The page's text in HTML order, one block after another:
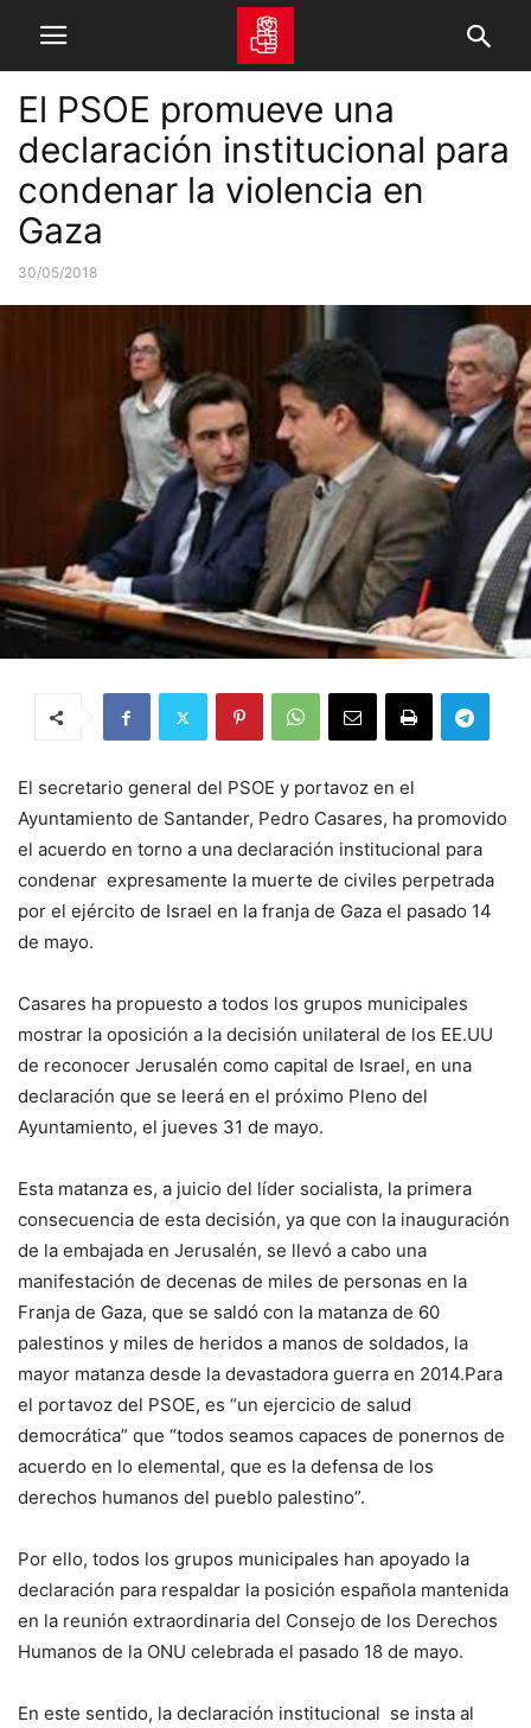
El PSOE promueve una
declaración institucional para
condenar la violencia en
Gaza
30/05/2018
El secretario general del PSOE y portavoz en el
Ayuntamiento de Santander, Pedro Casares, ha promovido
el acuerdo en torno a una declaración institucional para
condenar expresamente la muerte de civiles perpetrada
por el ejército de Israel en la franja de Gaza el pasado 14
de mayo.
Casares ha propuesto a todos los grupos municipales
mostrar la oposición a la decisión unilateral de los EE.UU
de reconocer Jerusalén como capital de Israel, en una
declaración que se leerá en el próximo Pleno del
Ayuntamiento, el jueves 31 de mayo.
Esta matanza es, a juicio del líder socialista, la primera
consecuencia de esta decisión, ya que con la inauguración
de la embajada en Jerusalén, se llevó a cabo una
manifestación de decenas de miles de personas en la
Franja de Gaza, que se saldó con la matanza de 60
palestinos y miles de heridos a manos de soldados, la
mayor matanza desde la devastadora guerra en 2014.Para
el portavoz del PSOE, es “un ejercicio de salud
democrática” que “todos seamos capaces de ponernos de
acuerdo en lo elemental, que es la defensa de los
derechos humanos del pueblo palestino”.
Por ello, todos los grupos municipales han apoyado la
declaración para respaldar la posición española mantenida
en la reunión extraordinaria del Consejo de los Derechos
Humanos de la ONU celebrada el pasado 18 de mayo.
En este sentido, la declaración institucional se insta al